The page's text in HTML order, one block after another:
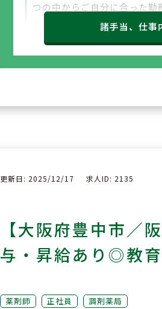
つの中からご自分に合った勤
ルを選ぶことが出来ます。ラ
ント等に応じた勤務区分も
しております。
諸手当、仕事
更新日: 2025/12/17 求人ID: 2135
【大阪府豊中市
与・昇給あり◎教
薬剤師 正社員 調剤薬局